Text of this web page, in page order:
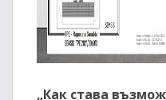
„Как става